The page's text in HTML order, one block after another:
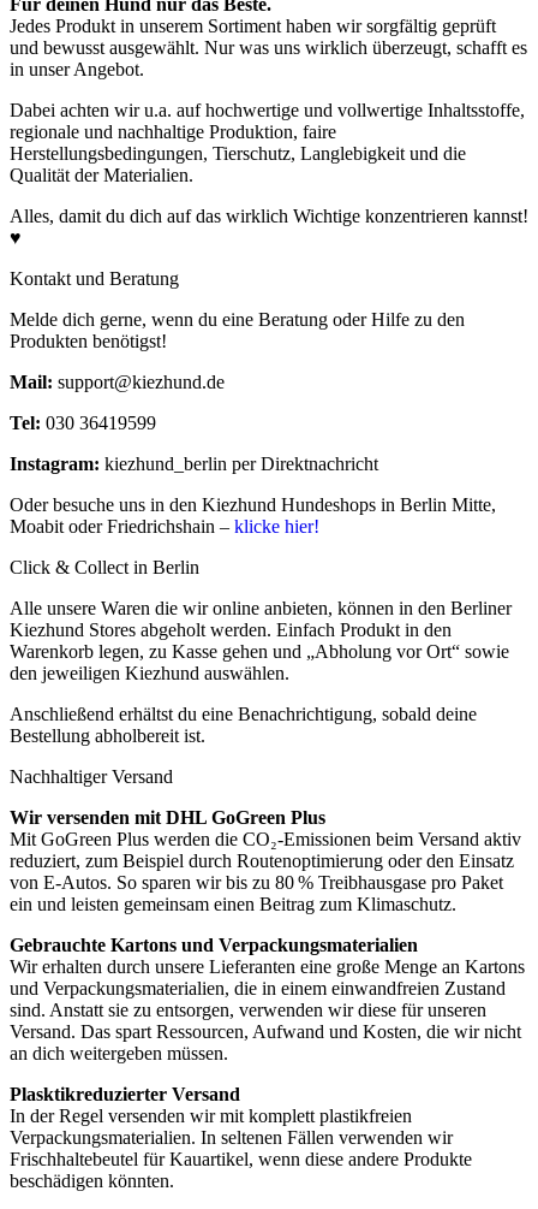
Jedes Produkt in unserem Sortiment haben wir sorgfältig geprüft
und bewusst ausgewählt. Nur was uns wirklich überzeugt, schafft es
in unser Angebot.
Dabei achten wir u.a. auf hochwertige und vollwertige Inhaltsstoffe,
regionale und nachhaltige Produktion, faire
Herstellungsbedingungen, Tierschutz, Langlebigkeit und die
Qualität der Materialien.
Alles, damit du dich auf das wirklich Wichtige konzentrieren kannst!
♥
Kontakt und Beratung
Melde dich gerne, wenn du eine Beratung oder Hilfe zu den
Produkten benötigst!
Mail: support@kiezhund.de
Tel: 030 36419599
Instagram: kiezhund_berlin per Direktnachricht
Oder besuche uns in den Kiezhund Hundeshops in Berlin Mitte,
Moabit oder Friedrichshain – klicke hier!
Click & Collect in Berlin
Alle unsere Waren die wir online anbieten, können in den Berliner
Kiezhund Stores abgeholt werden. Einfach Produkt in den
Warenkorb legen, zu Kasse gehen und „Abholung vor Ort“ sowie
den jeweiligen Kiezhund auswählen.
Anschließend erhältst du eine Benachrichtigung, sobald deine
Bestellung abholbereit ist.
Nachhaltiger Versand
Wir versenden mit DHL GoGreen Plus
Mit GoGreen Plus werden die CO₂-Emissionen beim Versand aktiv
reduziert, zum Beispiel durch Routenoptimierung oder den Einsatz
von E-Autos. So sparen wir bis zu 80 % Treibhausgase pro Paket
ein und leisten gemeinsam einen Beitrag zum Klimaschutz.
Gebrauchte Kartons und Verpackungsmaterialien
Wir erhalten durch unsere Lieferanten eine große Menge an Kartons
und Verpackungsmaterialien, die in einem einwandfreien Zustand
sind. Anstatt sie zu entsorgen, verwenden wir diese für unseren
Versand. Das spart Ressourcen, Aufwand und Kosten, die wir nicht
an dich weitergeben müssen.
Plasktikreduzierter Versand
In der Regel versenden wir mit komplett plastikfreien
Verpackungsmaterialien. In seltenen Fällen verwenden wir
Frischhaltebeutel für Kauartikel, wenn diese andere Produkte
beschädigen könnten.